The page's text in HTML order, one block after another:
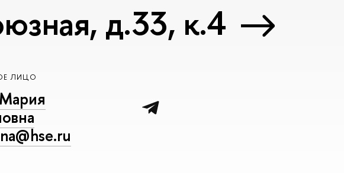
д.33, к.4
ЛИЦО